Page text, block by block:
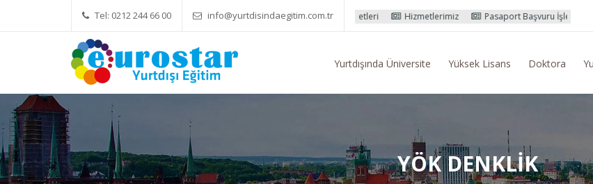
Tel: 0212 244 66 00 info@yurtdisindaegitim.com.tr
Yök Denkliği Önemli Eğitim Ücretleri Hizmetlerimiz Pasaport Başvuru İşlemleri Yurtdışı
Yurtdışında Üniversite Yüksek Lisans Doktora
YÖK DENKLIK